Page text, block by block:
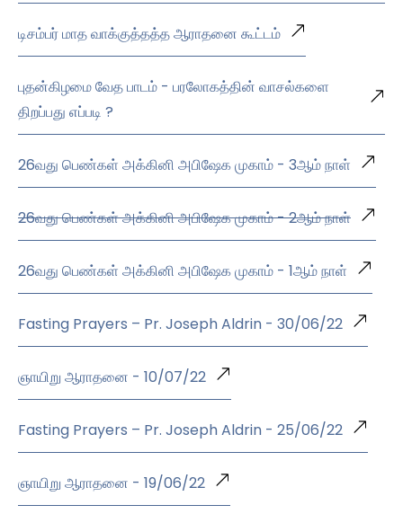
டிசம்பர் மாத வாக்குத்தத்த ஆராதனை கூட்டம்
புதன்கிழமை வேத பாடம் - பரலோகத்தின் வாசல்களை
திறப்பது எப்படி ?
26வது பெண்கள் அக்கினி அபிஷேக முகாம் - 3ஆம் நாள்
26வது பெண்கள் அக்கினி அபிஷேக முகாம் - 2ஆம் நாள்
26வது பெண்கள் அக்கினி அபிஷேக முகாம் - 1ஆம் நாள்
Fasting Prayers – Pr. Joseph Aldrin - 30/06/22
ஞாயிறு ஆராதனை - 10/07/22
Fasting Prayers – Pr. Joseph Aldrin - 25/06/22
ஞாயிறு ஆராதனை - 19/06/22